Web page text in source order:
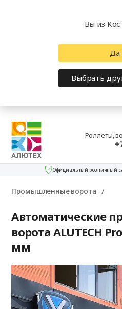
Роллеты,
Официальный розничный
Промышленные ворота
Автоматические
ворота ALUTECH
мм
Вы из
Да
Выбрать